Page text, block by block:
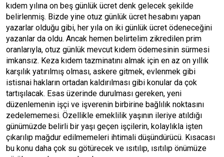
kıdem yılına on beş günlük ücret denk gelecek şekilde
belirlenmiş. Bizde yine otuz günlük ücret hesabını yapan
yazarlar olduğu gibi, her yıla on iki günlük ücret ödeneceğini
yazanlar da oldu. Ancak hemen belirtelim zikredilen prim
oranlarıyla, otuz günlük mevcut kıdem ödemesinin sürmesi
imkansız. Keza kıdem tazminatını almak için en az on yıllık
karşılık yatırılmış olması, askere gitmek, evlenmek gibi
istisnai hakların ortadan kaldırılması gibi konular da çok
tartışılacak. Esas üzerinde durulması gereken, yeni
düzenlemenin işçi ve işverenin birbirine bağlılık noktasını
zedelememesi. Özellikle emeklilik yaşının ileriye atıldığı
günümüzde belirli bir yaşı geçen işçilerin, kolaylıkla işten
çıkarılıp mağdur edilmemeleri ihtimali düşündürücü. Kısacası
bu konu daha çok su götürecek ve ısıtılıp, ısıtılıp önümüze